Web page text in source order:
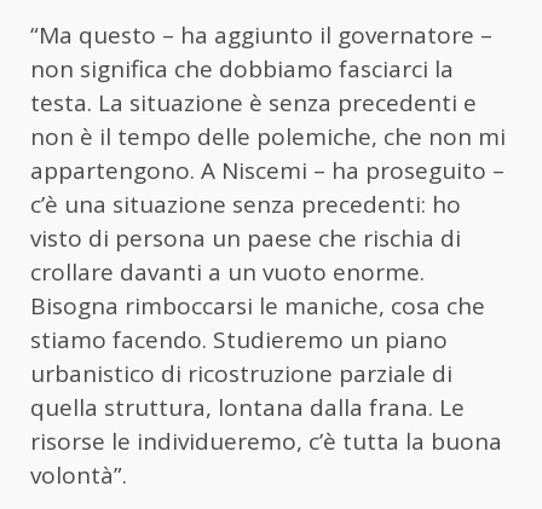
“Ma questo – ha aggiunto il governatore –
non significa che dobbiamo fasciarci la
testa. La situazione è senza precedenti e
non è il tempo delle polemiche, che non mi
appartengono. A Niscemi – ha proseguito –
c’è una situazione senza precedenti: ho
visto di persona un paese che rischia di
crollare davanti a un vuoto enorme.
Bisogna rimboccarsi le maniche, cosa che
stiamo facendo. Studieremo un piano
urbanistico di ricostruzione parziale di
quella struttura, lontana dalla frana. Le
risorse le individueremo, c’è tutta la buona
volontà”.